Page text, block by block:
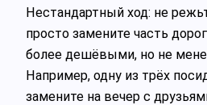
Нестандартный ход: не
просто замените часть
более дешёвыми, но не
Например, одну из трёх
замените на вечер с